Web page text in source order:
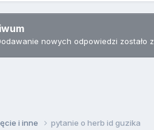
nowych odpowiedzi zostało
i inne pytanie o herb id guzika